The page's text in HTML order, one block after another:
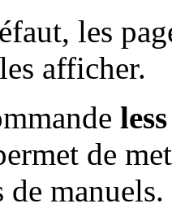
les
afficher.
less
de
de manuels.